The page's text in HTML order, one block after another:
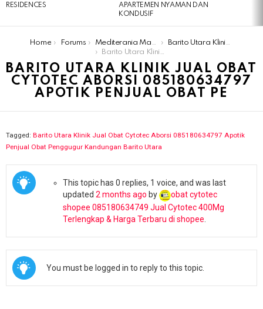
RESIDENCES
APARTEMEN NYAMAN DAN
KONDUSIF
You are here:
Home Forums Mediterania Marina Residences
Barito Utara Klinik Jual Obat Cytotec Aborsi 085180634797 Apotik Penjual Obat Penggugur Kandungan Barito Utara
Barito Utara Klinik Jual Obat Cytotec Aborsi 085180634797 Apotik Penjual Obat Pe
BARITO UTARA KLINIK JUAL OBAT
CYTOTEC ABORSI 085180634797
APOTIK PENJUAL OBAT PE
Tagged: Barito Utara Klinik Jual Obat Cytotec Aborsi 085180634797 Apotik
Penjual Obat Penggugur Kandungan Barito Utara
This topic has 0 replies, 1 voice, and was last
updated 2 months ago by
obat cytotec
shopee 085180634749 Jual Cytotec 400Mg
Terlengkap & Harga Terbaru di shopee.
You must be logged in to reply to this topic.